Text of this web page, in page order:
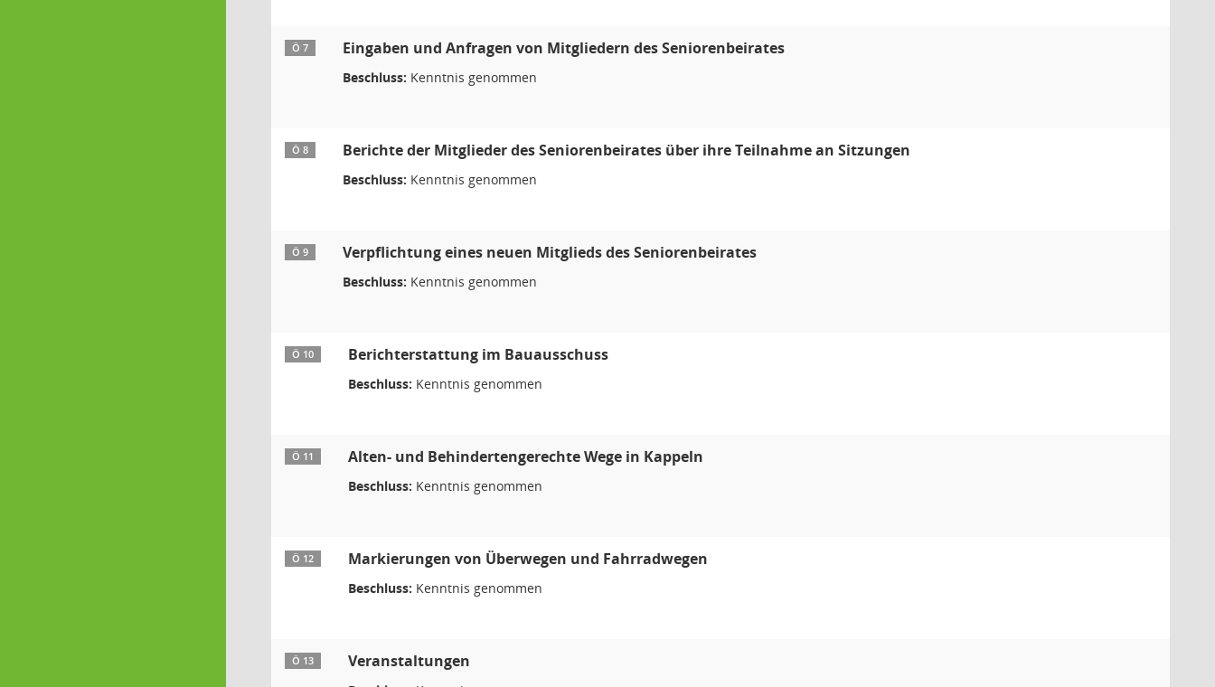
Ö 7 Eingaben und Anfragen von Mitgliedern des Seniorenbeirates
Beschluss: Kenntnis genommen
Ö 8 Berichte der Mitglieder des Seniorenbeirates über ihre Teilnahme an Sitzungen
Beschluss: Kenntnis genommen
Ö 9 Verpflichtung eines neuen Mitglieds des Seniorenbeirates
Beschluss: Kenntnis genommen
Ö 10 Berichterstattung im Bauausschuss
Beschluss: Kenntnis genommen
Ö 11 Alten- und Behindertengerechte Wege in Kappeln
Beschluss: Kenntnis genommen
Ö 12 Markierungen von Überwegen und Fahrradwegen
Beschluss: Kenntnis genommen
Ö 13 Veranstaltungen